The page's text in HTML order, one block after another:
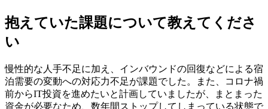
抱えていた課題について教えてくださ
い
慢性的な人手不足に加え、インバウンドの回復などによる宿
泊需要の変動への対応力不足が課題でした。また、コロナ禍
前からIT投資を進めたいと計画していましたが、まとまった
資金が必要なため、数年間ストップしてしまっている状態で